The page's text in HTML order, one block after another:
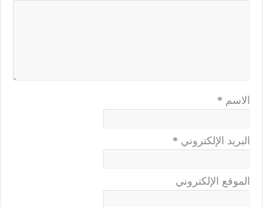
الاسم *
البريد الإلكتروني *
الموقع الإلكتروني